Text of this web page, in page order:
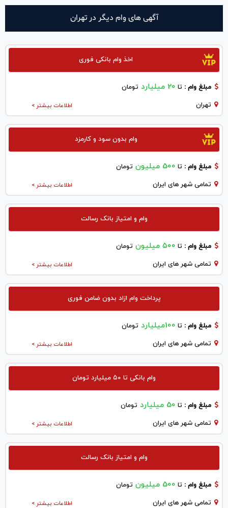
آگهی های وام دیگر در تهران
اخذ وام بانکی فوری
مبلغ وام : تا 20 میلیارد تومان
اطلاعات بیشتر > تهران
وام بدون سود و کارمزد
مبلغ وام : تا 500 میلیون تومان
اطلاعات بیشتر > تمامی شهر های ایران
وام و امتیاز بانک رسالت
مبلغ وام : تا ۵۰۰ میلیون تومان
اطلاعات بیشتر > تمامی شهر های ایران
پرداخت وام ازاد بدون ضامن فوری
مبلغ وام : تا 100میلیارد تومان
اطلاعات بیشتر > تمامی شهر های ایران
وام بانکی تا ۵۰ میلیارد تومان
مبلغ وام : تا 50 میلیارد تومان
اطلاعات بیشتر > تمامی شهر های ایران
وام و امتیاز بانک رسالت
مبلغ وام : تا 500 میلیون تومان
اطلاعات بیشتر > تمامی شهر های ایران